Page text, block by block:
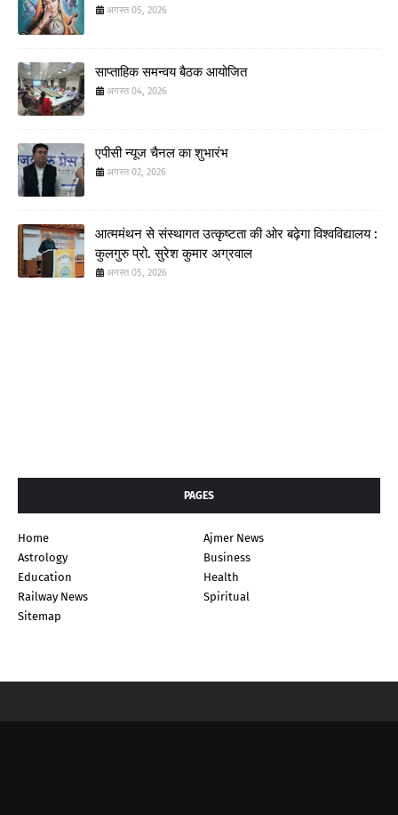
अगस्त 05, 2026
साप्ताहिक समन्वय बैठक आयोजित
अगस्त 04, 2026
एपीसी न्यूज चैनल का शुभारंभ
अगस्त 02, 2026
आत्ममंथन से संस्थागत उत्कृष्टता की ओर बढ़ेगा विश्वविद्यालय :
कुलगुरु प्रो. सुरेश कुमार अग्रवाल
अगस्त 05, 2026
PAGES
Home
Ajmer News
Astrology
Business
Education
Health
Railway News
Spiritual
Sitemap